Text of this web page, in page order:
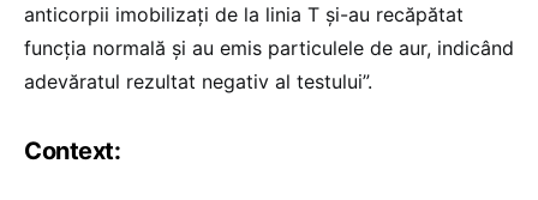
anticorpii imobilizați de la linia T și-au recăpătat
funcția normală și au emis particulele de aur, indicând
adevăratul rezultat negativ al testului”.
Context: